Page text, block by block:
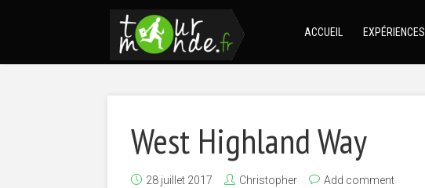
ACCUEIL EXPÉRIENCES
West Highland Way
28 juillet 2017 Christopher Add comment